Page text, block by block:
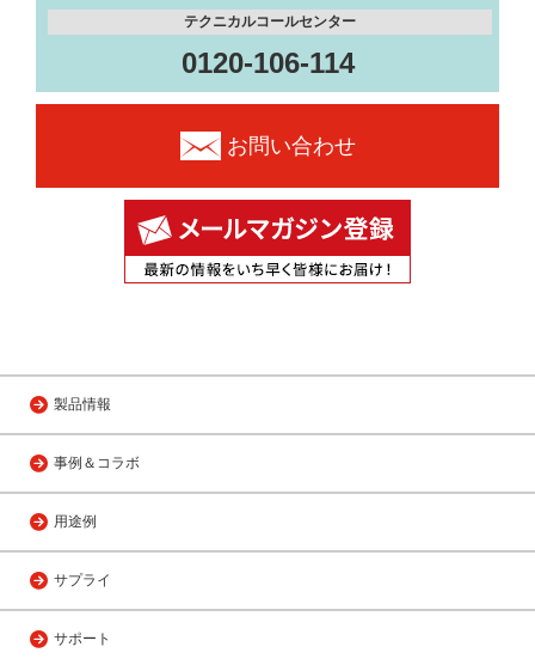
テクニカルコールセンター
0120-106-114
お問い合わせ
製品情報
事例＆コラボ
用途例
サプライ
サポート